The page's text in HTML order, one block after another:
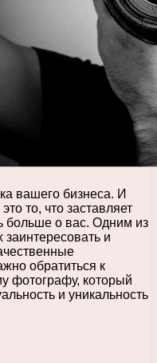
вашего бизнеса. И
то, что заставляет
больше о вас. Одним из
и
обратиться к
фотографу, который
и уникальность